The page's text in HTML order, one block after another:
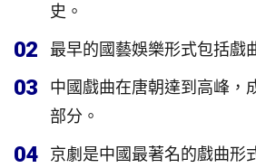
史。
02 最早的國藝娛樂形式包括戲
03
中國戲曲在唐朝達到高峰，
部分。
04
京劇是中國最著名的戲曲形